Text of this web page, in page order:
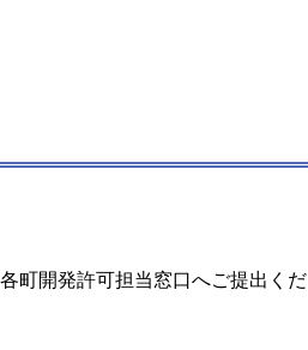
町開発許可担当窓口へご提出くだ